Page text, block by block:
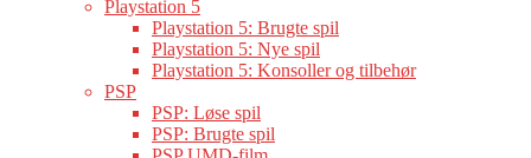
Playstation 5
Playstation 5: Brugte spil
Playstation 5: Nye spil
Playstation 5: Konsoller og tilbehør
PSP
PSP: Løse spil
PSP: Brugte spil